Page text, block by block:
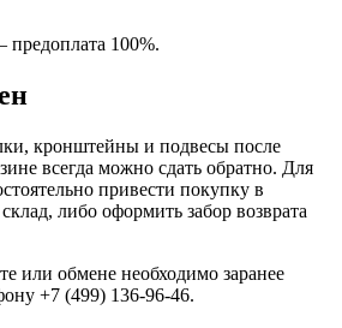
предоплата 100%.
кронштейны и подвесы после
всегда можно сдать обратно. Для
привести покупку в
либо оформить забор возврата
или обмене необходимо заранее
+7 (499) 136-96-46.